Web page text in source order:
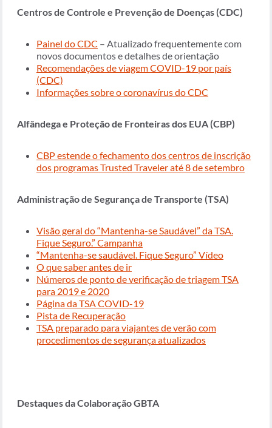
Centros de Controle e Prevenção de Doenças (CDC)
Painel do CDC – Atualizado frequentemente com
novos documentos e detalhes de orientação
Recomendações de viagem COVID-19 por país
(CDC)
Informações sobre o coronavírus do CDC
Alfândega e Proteção de Fronteiras dos EUA (CBP)
CBP estende o fechamento dos centros de inscrição
dos programas Trusted Traveler até 8 de setembro
Administração de Segurança de Transporte (TSA)
Visão geral do “Mantenha-se Saudável” da TSA.
Fique Seguro.” Campanha
“Mantenha-se saudável. Fique Seguro” Vídeo
O que saber antes de ir
Números de ponto de verificação de triagem TSA
para 2019 e 2020
Página da TSA COVID-19
Pista de Recuperação
TSA preparado para viajantes de verão com
procedimentos de segurança atualizados
Destaques da Colaboração GBTA